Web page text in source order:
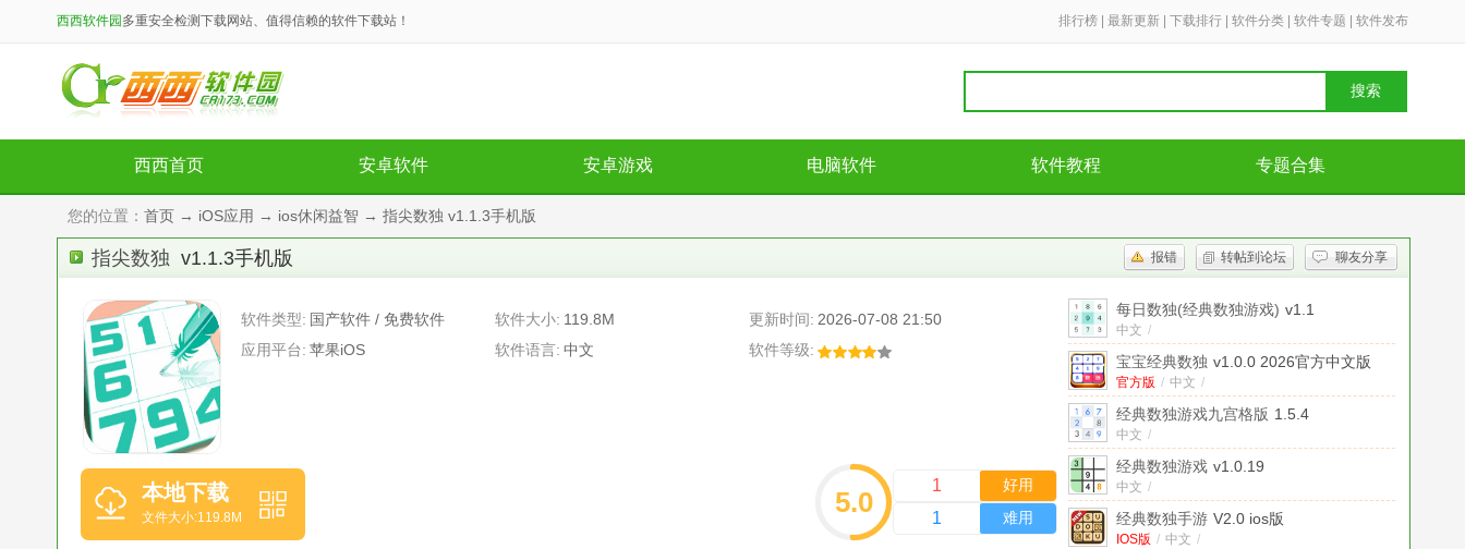
西西软件园 多重安全检测下载网站、值得信赖的软件下载站！ 排行榜 最新更新 下载排行 软件分类 软件专题 软件发布
搜索
西西首页 安卓软件 安卓游戏 电脑软件 软件教程 专题合集
您的位置： 首页 → iOS应用 → ios休闲益智 → 指尖数独 v1.1.3手机版
指尖数独 v1.1.3手机版 报错 转帖到论坛 聊友分享
软件类型: 国产软件 / 免费软件 软件大小: 119.8M 更新时间: 2026-07-08 21:50
应用平台: 苹果iOS 软件语言: 中文 软件等级:
本地下载
文件大小:119.8M 5.0
1 好用
1 难用
每日数独(经典数独游戏) v1.1
中文 /
宝宝经典数独 v1.0.0 2026官方中文版
官方版 / 中文 /
经典数独游戏九宫格版 1.5.4
中文 /
经典数独游戏 v1.0.19
中文 /
经典数独手游 V2.0 ios版
IOS版 / 中文 /